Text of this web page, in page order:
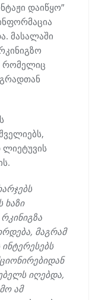
დაიწყო”
მასალაში
რომელიც
ლიეტუვის
ხაზი
მაგრამ
იღებდა,
ამ